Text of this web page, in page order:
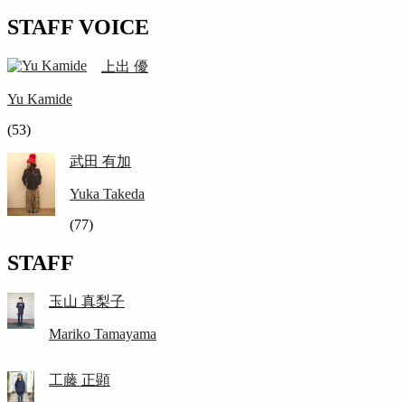
STAFF VOICE
上出 優
Yu Kamide
(53)
武田 有加
Yuka Takeda
(77)
STAFF
玉山 真梨子
Mariko Tamayama
工藤 正顕